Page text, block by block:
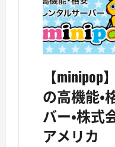
【minipop
の高機能
バー・株
アメリカ